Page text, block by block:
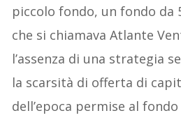
piccolo fondo, un fondo da
che si chiamava Atlante
l’assenza di una strategia
la scarsità di offerta di
dell’epoca permise al